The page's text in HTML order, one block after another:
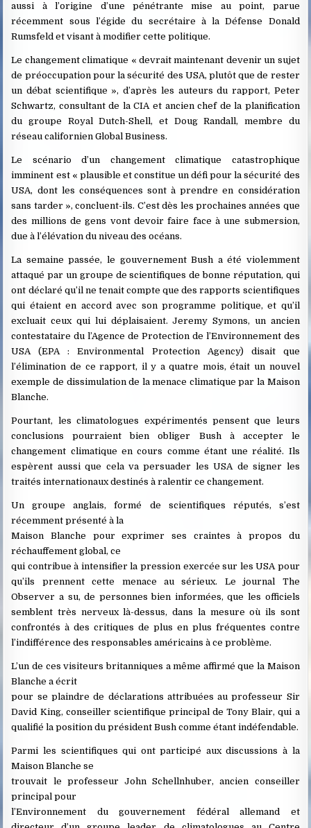
aussi à l’origine d’une pénétrante mise au point, parue
récemment sous l’égide du secrétaire à la Défense Donald
Rumsfeld et visant à modifier cette politique.
Le changement climatique « devrait maintenant devenir un sujet
de préoccupation pour la sécurité des USA, plutôt que de rester
un débat scientifique », d’après les auteurs du rapport, Peter
Schwartz, consultant de la CIA et ancien chef de la planification
du groupe Royal Dutch-Shell, et Doug Randall, membre du
réseau californien Global Business.
Le scénario d’un changement climatique catastrophique
imminent est « plausible et constitue un défi pour la sécurité des
USA, dont les conséquences sont à prendre en considération
sans tarder », concluent-ils. C’est dès les prochaines années que
des millions de gens vont devoir faire face à une submersion,
due à l’élévation du niveau des océans.
La semaine passée, le gouvernement Bush a été violemment
attaqué par un groupe de scientifiques de bonne réputation, qui
ont déclaré qu’il ne tenait compte que des rapports scientifiques
qui étaient en accord avec son programme politique, et qu’il
excluait ceux qui lui déplaisaient. Jeremy Symons, un ancien
contestataire du l’Agence de Protection de l’Environnement des
USA (EPA : Environmental Protection Agency) disait que
l’élimination de ce rapport, il y a quatre mois, était un nouvel
exemple de dissimulation de la menace climatique par la Maison
Blanche.
Pourtant, les climatologues expérimentés pensent que leurs
conclusions pourraient bien obliger Bush à accepter le
changement climatique en cours comme étant une réalité. Ils
espèrent aussi que cela va persuader les USA de signer les
traités internationaux destinés à ralentir ce changement.
Un groupe anglais, formé de scientifiques réputés, s’est
récemment présenté à la
Maison Blanche pour exprimer ses craintes à propos du
réchauffement global, ce
qui contribue à intensifier la pression exercée sur les USA pour
qu’ils prennent cette menace au sérieux. Le journal The
Observer a su, de personnes bien informées, que les officiels
semblent très nerveux là-dessus, dans la mesure où ils sont
confrontés à des critiques de plus en plus fréquentes contre
l’indifférence des responsables américains à ce problème.
L’un de ces visiteurs britanniques a même affirmé que la Maison
Blanche a écrit
pour se plaindre de déclarations attribuées au professeur Sir
David King, conseiller scientifique principal de Tony Blair, qui a
qualifié la position du président Bush comme étant indéfendable.
Parmi les scientifiques qui ont participé aux discussions à la
Maison Blanche se
trouvait le professeur John Schellnhuber, ancien conseiller
principal pour
l’Environnement du gouvernement fédéral allemand et